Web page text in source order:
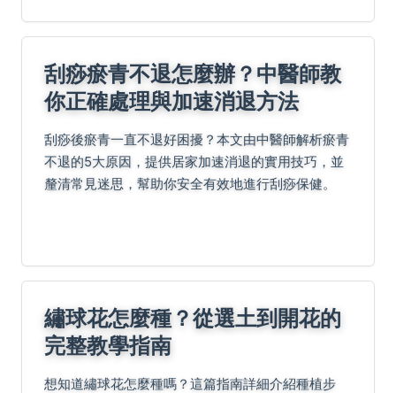
刮痧瘀青不退怎麼辦？中醫師教
你正確處理與加速消退方法
刮痧後瘀青一直不退好困擾？本文由中醫師解析瘀青
不退的5大原因，提供居家加速消退的實用技巧，並
釐清常見迷思，幫助你安全有效地進行刮痧保健。
繡球花怎麼種？從選土到開花的
完整教學指南
想知道繡球花怎麼種嗎？這篇指南詳細介紹種植步